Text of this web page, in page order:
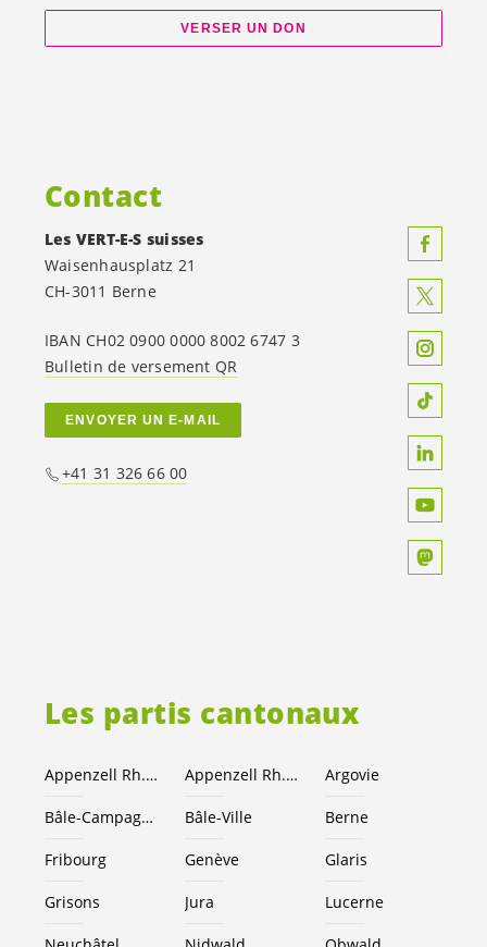
Les partis cantonaux
Appenzell Rh.-Ext. Appenzell Rh.-I. Argovie
Bâle-Campagne Bâle-Ville Berne
Fribourg Genève Glaris
Grisons Jura Lucerne
VERSER UN DON
Contact
Les VERT-E-S suisses
Waisenhausplatz 21
CH-3011 Berne
IBAN CH02 0900 0000 8002 6747 3
Bulletin de versement QR
ENVOYER UN E-MAIL
+41 31 326 66 00